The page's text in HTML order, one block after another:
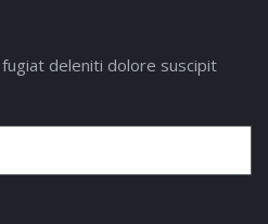
deleniti dolore suscipit